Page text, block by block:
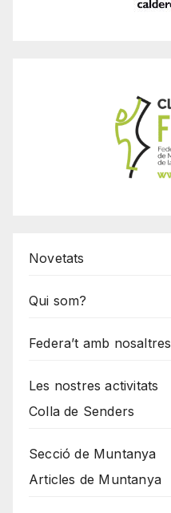
Novetats
Qui som?
Federa’t amb nosaltres
Les nostres activitats
Colla de Senders
Secció de Muntanya
Articles de Muntanya